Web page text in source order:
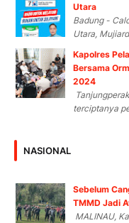
Utara
Badung -
Utara,
Kapolres
Bersama
2024
terciptanya
NASIONAL
Sebelum
TMMD Jadi
MALINAU,